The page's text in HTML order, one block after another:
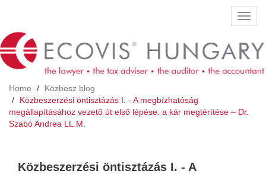
content
Home
Közbesz blog
Közbeszerzési öntisztázás I. - A megbízhatóság
megállapításához vezető út első lépése: a kár megtérítése – Dr.
Szabó Andrea LL.M.
Közbeszerzési öntisztázás I. - A